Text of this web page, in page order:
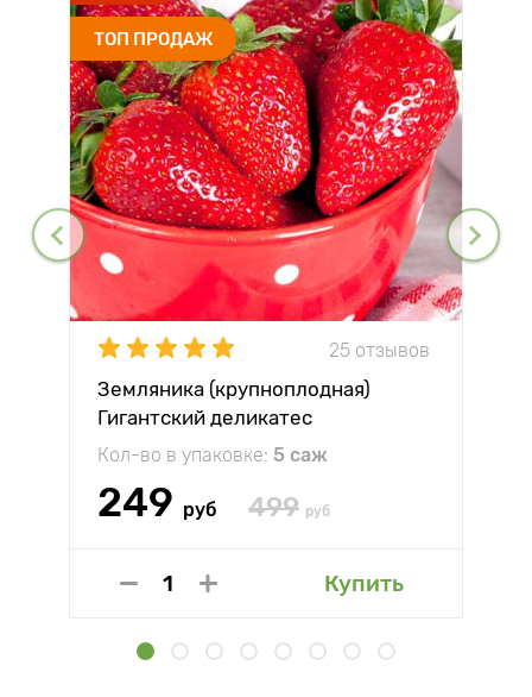
ТОП ПРОДАЖ
25 отзывов
Земляника (крупноплодная)
Гигантский деликатес
Кол-во в упаковке: 5 саж
249 руб 499 руб
Купить